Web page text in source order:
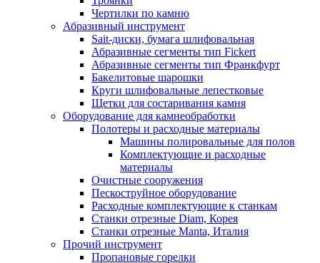
Чертилки по камню
Абразивный инструмент
Sait-диски, бумага шлифовальная
Абразивные сегменты тип Fickert
Абразивные сегменты тип Франкфурт
Бакелитовые шарошки
Круги шлифовальные лепестковые
Щетки для состаривания камня
Оборудование для камнеобработки
Полотеры и расходные материалы
Машины полировальные для полов
Комплектующие и расходные
материалы
Очистные сооружения
Пескоструйное оборудование
Расходные комплектующие к станкам
Станки отрезные Diam, Корея
Станки отрезные Manta, Италия
Прочий инструмент
Пропановые горелки